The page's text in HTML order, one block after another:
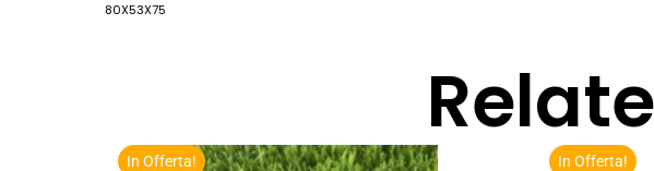
80X53X75
In Offerta! In Offerta!